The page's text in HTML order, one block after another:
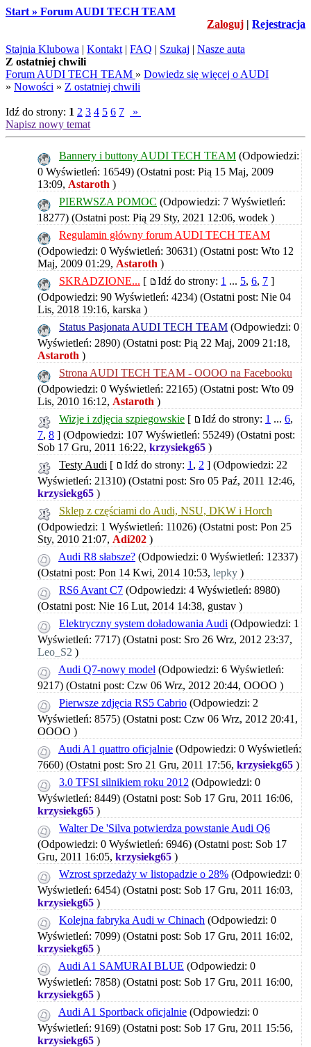
Start » Forum AUDI TECH TEAM
Zaloguj | Rejestracja
Stajnia Klubowa | Kontakt | FAQ | Szukaj | Nasze auta
Z ostatniej chwili
Forum AUDI TECH TEAM » Dowiedz się więcej o AUDI
» Nowości » Z ostatniej chwili
Idź do strony: 1 2 3 4 5 6 7
»
Napisz nowy temat
Bannery i buttony AUDI TECH TEAM (Odpowiedzi:
0 Wyświetleń: 16549) (Ostatni post: Pią 15 Maj, 2009
13:09, Astaroth )
PIERWSZA POMOC (Odpowiedzi: 7 Wyświetleń:
18277) (Ostatni post: Pią 29 Sty, 2021 12:06, wodek )
Regulamin główny forum AUDI TECH TEAM
(Odpowiedzi: 0 Wyświetleń: 30631) (Ostatni post: Wto 12
Maj, 2009 01:29, Astaroth )
SKRADZIONE... [ Idź do strony: 1 ... 5, 6, 7 ]
(Odpowiedzi: 90 Wyświetleń: 4234) (Ostatni post: Nie 04
Lis, 2018 19:16, karska )
Status Pasjonata AUDI TECH TEAM (Odpowiedzi: 0
Wyświetleń: 2890) (Ostatni post: Pią 22 Maj, 2009 21:18,
Astaroth )
Strona AUDI TECH TEAM - OOOO na Facebooku
(Odpowiedzi: 0 Wyświetleń: 22165) (Ostatni post: Wto 09
Lis, 2010 16:12, Astaroth )
Wizje i zdjęcia szpiegowskie [ Idź do strony: 1 ... 6,
7, 8 ] (Odpowiedzi: 107 Wyświetleń: 55249) (Ostatni post:
Sob 17 Gru, 2011 16:22, krzysiekg65 )
Testy Audi [ Idź do strony: 1 , 2 ] (Odpowiedzi: 22
Wyświetleń: 21310) (Ostatni post: Sro 05 Paź, 2011 12:46,
krzysiekg65 )
Sklep z częściami do Audi, NSU, DKW i Horch
(Odpowiedzi: 1 Wyświetleń: 11026) (Ostatni post: Pon 25
Sty, 2010 21:07, Adi202 )
Audi R8 słabsze? (Odpowiedzi: 0 Wyświetleń: 12337)
(Ostatni post: Pon 14 Kwi, 2014 10:53, lepky )
RS6 Avant C7 (Odpowiedzi: 4 Wyświetleń: 8980)
(Ostatni post: Nie 16 Lut, 2014 14:38, gustav )
Elektryczny system doładowania Audi (Odpowiedzi: 1
Wyświetleń: 7717) (Ostatni post: Sro 26 Wrz, 2012 23:37,
Leo_S2 )
Audi Q7-nowy model (Odpowiedzi: 6 Wyświetleń:
9217) (Ostatni post: Czw 06 Wrz, 2012 20:44, OOOO )
Pierwsze zdjęcia RS5 Cabrio (Odpowiedzi: 2
Wyświetleń: 8575) (Ostatni post: Czw 06 Wrz, 2012 20:41,
OOOO )
Audi A1 quattro oficjalnie (Odpowiedzi: 0 Wyświetleń:
7660) (Ostatni post: Sro 21 Gru, 2011 17:56, krzysiekg65 )
3.0 TFSI silnikiem roku 2012 (Odpowiedzi: 0
Wyświetleń: 8449) (Ostatni post: Sob 17 Gru, 2011 16:06,
krzysiekg65 )
Walter De 'Silva potwierdza powstanie Audi Q6
(Odpowiedzi: 0 Wyświetleń: 6946) (Ostatni post: Sob 17
Gru, 2011 16:05, krzysiekg65 )
Wzrost sprzedaży w listopadzie o 28% (Odpowiedzi: 0
Wyświetleń: 6454) (Ostatni post: Sob 17 Gru, 2011 16:03,
krzysiekg65 )
Kolejna fabryka Audi w Chinach (Odpowiedzi: 0
Wyświetleń: 7099) (Ostatni post: Sob 17 Gru, 2011 16:02,
krzysiekg65 )
Audi A1 SAMURAI BLUE (Odpowiedzi: 0
Wyświetleń: 7858) (Ostatni post: Sob 17 Gru, 2011 16:00,
krzysiekg65 )
Audi A1 Sportback oficjalnie (Odpowiedzi: 0
Wyświetleń: 9169) (Ostatni post: Sob 17 Gru, 2011 15:56,
krzysiekg65 )